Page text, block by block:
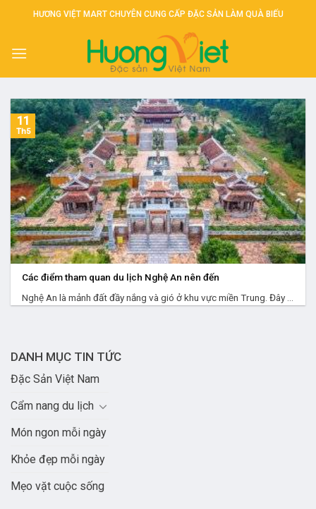
HƯƠNG VIỆT MART CHUYÊN CUNG CẤP ĐẶC SẢN LÀM QUÀ BIẾU
Các điểm tham quan du lịch Nghệ An nên đến
Nghệ An là mảnh đất đầy nắng và gió ở khu vực miền Trung. Đây ...
11
Th5
DANH MỤC TIN TỨC
Đặc Sản Việt Nam
Cẩm nang du lịch
Món ngon mỗi ngày
Khỏe đẹp mỗi ngày
Mẹo vặt cuộc sống